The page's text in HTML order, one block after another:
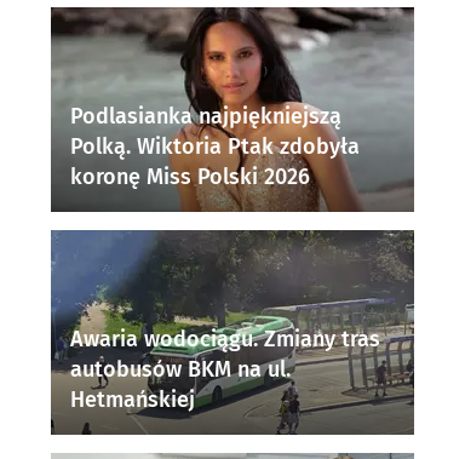
Podlasianka najpiękniejszą
Polką. Wiktoria Ptak zdobyła
koronę Miss Polski 2026
Awaria wodociągu. Zmiany tras
autobusów BKM na ul.
Hetmańskiej